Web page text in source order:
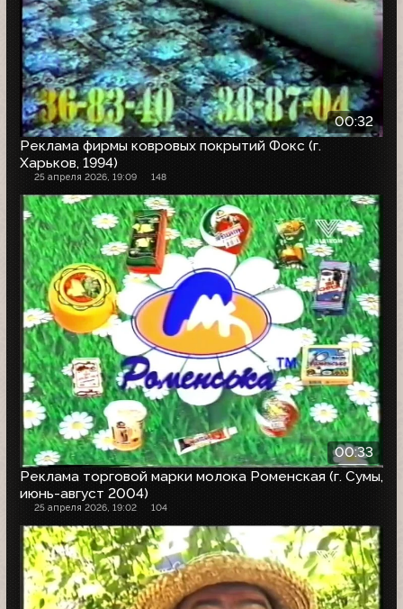
00:32
Реклама фирмы ковровых покрытий Фокс (г.
Харьков, 1994)
25 апреля 2026, 19:09 148
00:33
Реклама торговой марки молока Роменская (г. Сумы,
июнь-август 2004)
25 апреля 2026, 19:02 104